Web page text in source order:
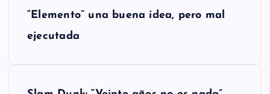
“Elemento” una buena idea, pero mal
ejecutada